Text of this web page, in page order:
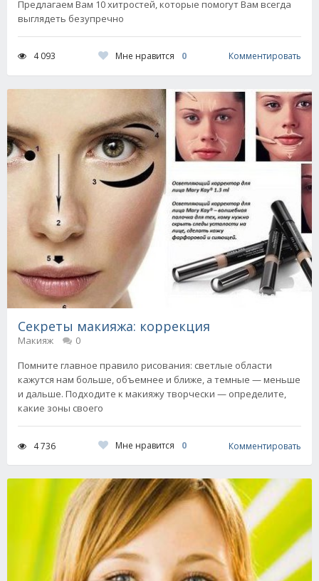
Предлагаем Вам 10 хитростей, которые помогут Вам всегда
выглядеть безупречно
4 093 Мне нравится 0 Комментировать
Секреты макияжа: коррекция
Макияж
0
Помните главное правило рисования: светлые области
кажутся нам больше, объемнее и ближе, а темные — меньше
и дальше. Подходите к макияжу творчески — определите,
какие зоны своего
4 736 Мне нравится 0 Комментировать